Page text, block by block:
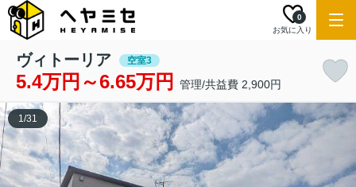
お気に入り
0
ヴィトーリア 空室3
5.4万円～6.65万円 管理/共益費 2,900円
1/31